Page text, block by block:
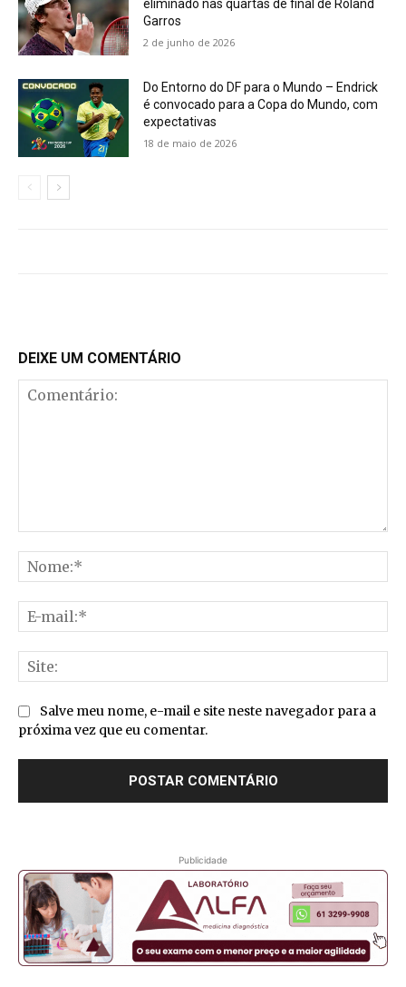
eliminado nas quartas de final de Roland
Garros
2 de junho de 2026
Do Entorno do DF para o Mundo – Endrick
é convocado para a Copa do Mundo, com
expectativas
18 de maio de 2026
DEIXE UM COMENTÁRIO
Salve meu nome, e-mail e site neste navegador para a
próxima vez que eu comentar.
Publicidade